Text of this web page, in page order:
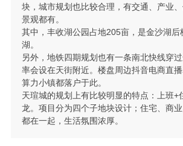
块，城市规划也比较合理，有交通、产业
景观都有。
其中，丰收湖公园占地205亩，是金沙湖后
湖。
另外，地铁四期规划也有一条南北快线穿
率会设在天街附近。楼盘周边抖音电商直
算力小镇都落户于此。
天瑄城的规划上有比较明显的特点：上班+
龙。项目分为四个子地块设计；住宅、商
都在一起，生活氛围浓厚。